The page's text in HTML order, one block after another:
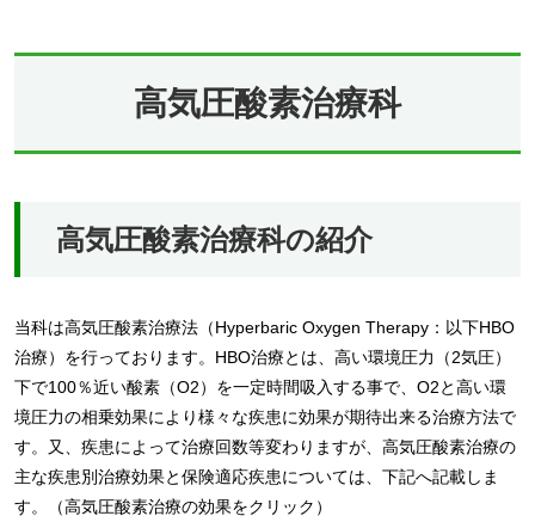
高気圧酸素治療科
高気圧酸素治療科の紹介
当科は高気圧酸素治療法（Hyperbaric Oxygen Therapy：以下HBO
治療）を行っております。HBO治療とは、高い環境圧力（2気圧）
下で100％近い酸素（O2）を一定時間吸入する事で、O2と高い環
境圧力の相乗効果により様々な疾患に効果が期待出来る治療方法で
す。又、疾患によって治療回数等変わりますが、高気圧酸素治療の
主な疾患別治療効果と保険適応疾患については、下記へ記載しま
す。（高気圧酸素治療の効果をクリック）